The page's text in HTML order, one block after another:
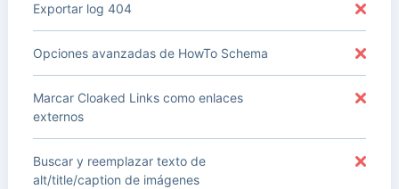
Exportar log 404
Opciones avanzadas de HowTo Schema
Marcar Cloaked Links como enlaces
externos
Buscar y reemplazar texto de
alt/title/caption de imágenes